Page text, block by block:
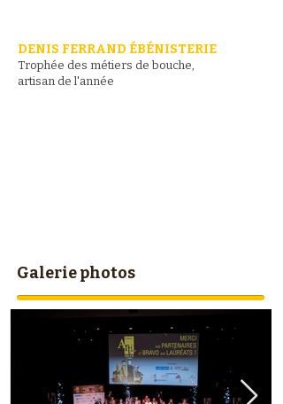
DENIS FERRAND ÉBÉNISTERIE
Trophée des métiers de bouche,
artisan de l'année
Galerie photos